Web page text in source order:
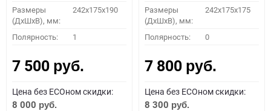
Размеры
(ДхШхВ), мм:
242x175x190
Полярность: 1
7 500 руб.
Цена без ECOном скидки:
8 000 руб.
Размеры
(ДхШхВ), мм:
242x175x175
Полярность: 0
7 800 руб.
Цена без ECOном скидки:
8 300 руб.